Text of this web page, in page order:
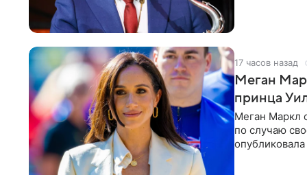
17 часов назад
Меган
принца
Меган Маркл
по случаю